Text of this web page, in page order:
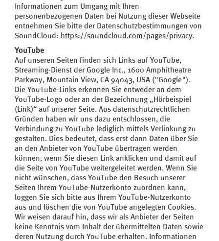
Informationen zum Umgang mit Ihren
personenbezogenen Daten bei Nutzung dieser Webseite
entnehmen Sie bitte der Datenschutzbestimmungen von
SoundCloud: https://soundcloud.com/pages/privacy.
YouTube
Auf unseren Seiten finden sich Links auf YouTube,
Streaming-Dienst der Google Inc., 1600 Amphitheatre
Parkway, Mountain View, CA 94043, USA ("Google").
Die YouTube-Links erkennen Sie entweder an dem
YouTube-Logo oder an der Bezeichnung „Hörbeispiel
(Link)“ auf unserer Seite. Aus datenschutzrechtlichen
Gründen haben wir uns dazu entschlossen, die
Verbindung zu YouTube lediglich mittels Verlinkung zu
gestalten. Dies bedeutet, dass erst dann Daten über Sie
an den Anbieter von YouTube übertragen werden
können, wenn Sie diesen Link anklicken und damit auf
die Seite von YouTube weitergeleitet werden. Wenn Sie
nicht wünschen, dass YouTube den Besuch unserer
Seiten Ihrem YouTube-Nutzerkonto zuordnen kann,
loggen Sie sich bitte aus Ihrem YouTube-Nutzerkonto
aus und löschen die von YouTube angelegten Cookies.
Wir weisen darauf hin, dass wir als Anbieter der Seiten
keine Kenntnis vom Inhalt der übermittelten Daten sowie
deren Nutzung durch YouTube erhalten. Informationen